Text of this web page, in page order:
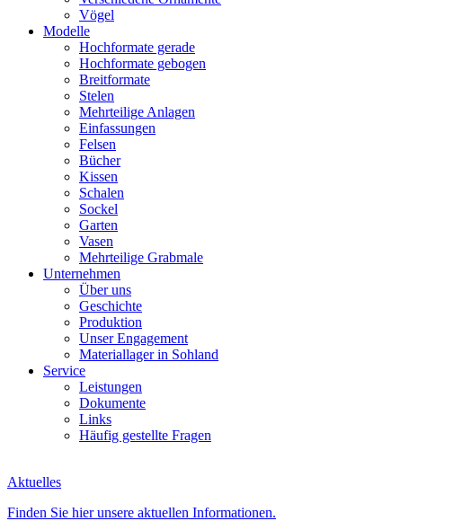
Vögel
Modelle
Hochformate gerade
Hochformate gebogen
Breitformate
Stelen
Mehrteilige Anlagen
Einfassungen
Felsen
Bücher
Kissen
Schalen
Sockel
Garten
Vasen
Mehrteilige Grabmale
Unternehmen
Über uns
Geschichte
Produktion
Unser Engagement
Materiallager in Sohland
Service
Leistungen
Dokumente
Links
Häufig gestellte Fragen
Aktuelles
Finden Sie hier unsere aktuellen Informationen.